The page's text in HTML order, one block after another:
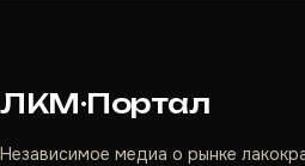
ЛКМ·Портал
Независимое медиа о рынке